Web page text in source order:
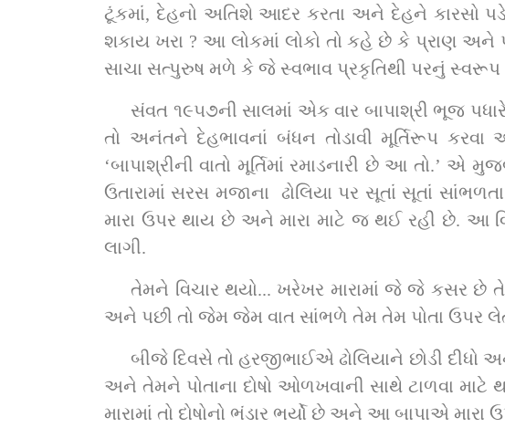
ટૂંકમાં, દેહનો અતિશે આદર કરતા અને દેહને કારસો
શકાય ખરા ? આ લોકમાં લોકો તો કહે છે કે પ્રાણ અને
સાચા સત્પુરુષ મળે કે જે સ્વભાવ પ્રકૃતિથી પરનું સ્વરૂપ
સંવત ૧૯૫૭ની સાલમાં એક વાર બાપાશ્રી ભૂજ
તો અનંતને દેહભાવનાં બંધન તોડાવી મૂર્તિરૂપ
‘બાપાશ્રીની વાતો મૂર્તિમાં રમાડનારી છે આ તો.’ એ
ઉતારામાં સરસ મજાના  ઢોલિયા પર સૂતાં સૂતાં
મારા ઉપર થાય છે અને મારા માટે જ થઈ રહી છે. આ
લાગી.
તેમને વિચાર થયો... ખરેખર મારામાં જે જે કસર છે
અને પછી તો જેમ જેમ વાત સાંભળે તેમ તેમ પોતા ઉપર
બીજે દિવસે તો હરજીભાઈએ ઢોલિયાને છોડી દીધો
અને તેમને પોતાના દોષો ઓળખવાની સાથે ટાળવા માટે
મારામાં તો દોષોનો ભંડાર ભર્યો છે અને આ બાપાએ